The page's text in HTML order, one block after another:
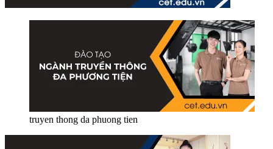
truyen thong da phuong tien